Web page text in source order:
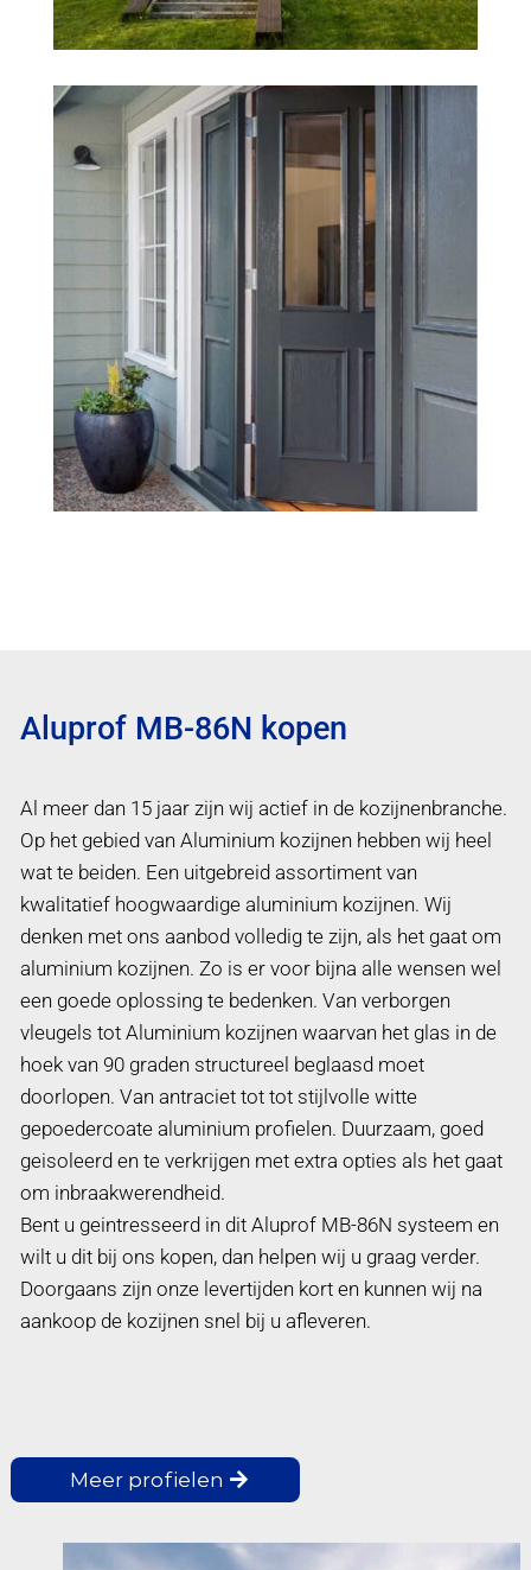
Aluprof MB-86N kopen
Al meer dan 15 jaar zijn wij actief in de kozijnenbranche.
Op het gebied van Aluminium kozijnen hebben wij heel
wat te beiden. Een uitgebreid assortiment van
kwalitatief hoogwaardige aluminium kozijnen. Wij
denken met ons aanbod volledig te zijn, als het gaat om
aluminium kozijnen. Zo is er voor bijna alle wensen wel
een goede oplossing te bedenken. Van verborgen
vleugels tot Aluminium kozijnen waarvan het glas in de
hoek van 90 graden structureel beglaasd moet
doorlopen. Van antraciet tot tot stijlvolle witte
gepoedercoate aluminium profielen. Duurzaam, goed
geisoleerd en te verkrijgen met extra opties als het gaat
om inbraakwerendheid.
Bent u geintresseerd in dit Aluprof MB-86N systeem en
wilt u dit bij ons kopen, dan helpen wij u graag verder.
Doorgaans zijn onze levertijden kort en kunnen wij na
aankoop de kozijnen snel bij u afleveren.
Meer profielen